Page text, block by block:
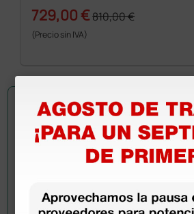
729,00 €810,00 €
(Precio sin IVA)
Pregúntale a un colega